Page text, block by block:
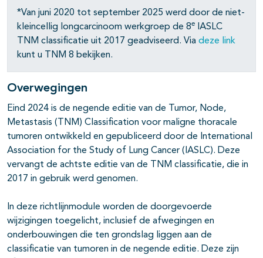
*Van juni 2020 tot september 2025 werd door de niet-
kleincellig longcarcinoom werkgroep de 8e
IASLC
TNM classificatie uit 2017 geadviseerd. Via deze link
kunt u TNM 8 bekijken.
Overwegingen
Eind 2024 is de negende editie van de Tumor, Node,
Metastasis (TNM) Classification voor maligne thoracale
tumoren ontwikkeld en gepubliceerd door de International
Association for the Study of Lung Cancer (IASLC). Deze
vervangt de achtste editie van de TNM classificatie, die in
2017 in gebruik werd genomen.
In deze richtlijnmodule worden de doorgevoerde
wijzigingen toegelicht, inclusief de afwegingen en
onderbouwingen die ten grondslag liggen aan de
classificatie van tumoren in de negende editie. Deze zijn